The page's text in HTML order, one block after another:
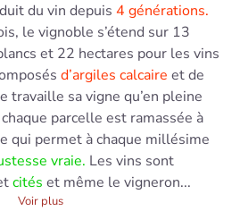
du vin depuis 4 générations.
le vignoble s’étend sur 13
et 22 hectares pour les vins
d’argiles calcaire et de
travaille sa vigne qu’en pleine
parcelle est ramassée à
qui permet à chaque millésime
vraie. Les vins sont
cités et même le vigneron...
Voir plus